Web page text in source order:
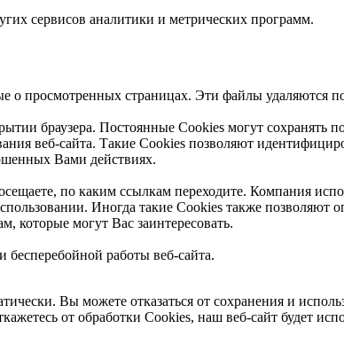
сервисов аналитики и метрических программ.
просмотренных страницах. Эти файлы удаляются
браузера. Постоянные Сookies могут сохранять
веб-сайта. Такие Cookies позволяют
Вами действиях.
по каким ссылкам переходите. Компания
Иногда такие Cookies также позволяют
которые могут Вас заинтересовать.
работы веб-сайта.
Вы можете отказаться от сохранения и
от обработки Cookies, наш веб-сайт будет